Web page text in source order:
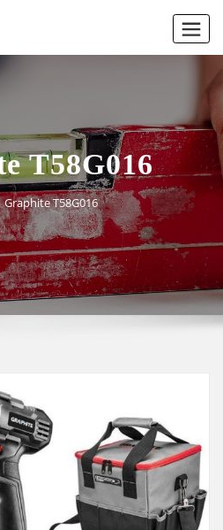
T58G016
Graphite T58G016